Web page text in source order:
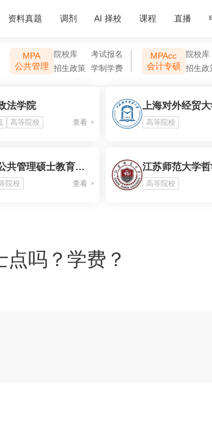
资料真题 调剂 AI 择校 课程 直播
MPA
公共管理
院校库
考试报名
招生政策
学制学费
MPAcc
会计专硕
院校库
招生政
法学院
高等院校 查看
上海对外经贸
高等院校
宁波大学公共管理硕士教育中心
院校 查看 高等院校
吗？学费？